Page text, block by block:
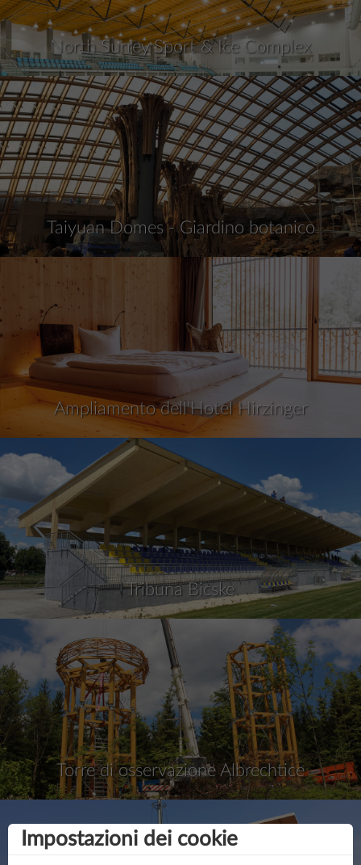
North Surrey Sport & Ice Complex
Taiyuan Domes - Giardino botanico
Ampliamento dell'Hotel Hirzinger
Tribuna Bicske
Torre di osservazione Albrechtice
Impostazioni dei cookie